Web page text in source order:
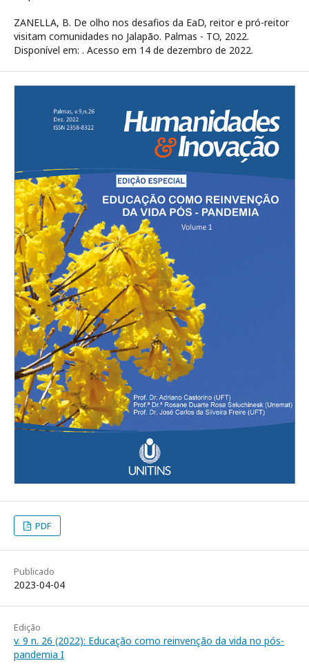
ZANELLA, B. De olho nos desafios da EaD, reitor e pró-reitor
visitam comunidades no Jalapão. Palmas - TO, 2022.
Disponível em: . Acesso em 14 de dezembro de 2022.
PDF
Publicado
2023-04-04
Edição
v. 9 n. 26 (2022): Educação como reinvenção da vida no pós-
pandemia I